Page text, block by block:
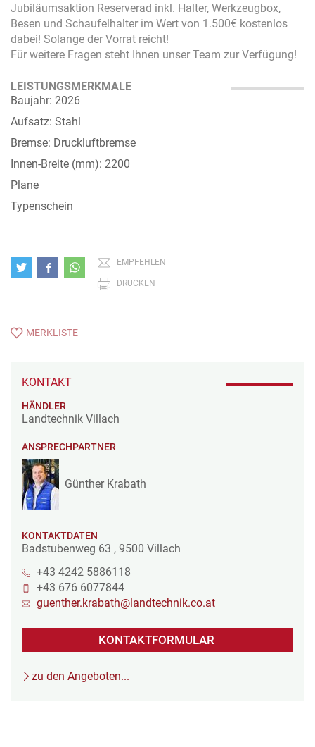
Jubiläumsaktion Reserverad inkl. Halter, Werkzeugbox,
Besen und Schaufelhalter im Wert von 1.500€ kostenlos
dabei! Solange der Vorrat reicht!
Für weitere Fragen steht Ihnen unser Team zur Verfügung!
LEISTUNGSMERKMALE
Baujahr: 2026
Aufsatz: Stahl
Bremse: Druckluftbremse
Innen-Breite (mm): 2200
Plane
Typenschein
EMPFEHLEN
DRUCKEN
MERKLISTE
KONTAKT
HÄNDLER
Landtechnik Villach
ANSPRECHPARTNER
Günther Krabath
KONTAKTDATEN
Badstubenweg 63 , 9500 Villach
+43 4242 5886118
+43 676 6077844
guenther.krabath@landtechnik.co.at
KONTAKTFORMULAR
zu den Angeboten...